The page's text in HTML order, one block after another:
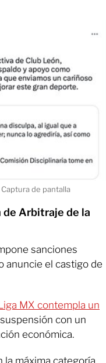
Captura de pantalla
de Arbitraje de la
sanciones
anuncie el castigo de
MX contempla un
con un
económica.